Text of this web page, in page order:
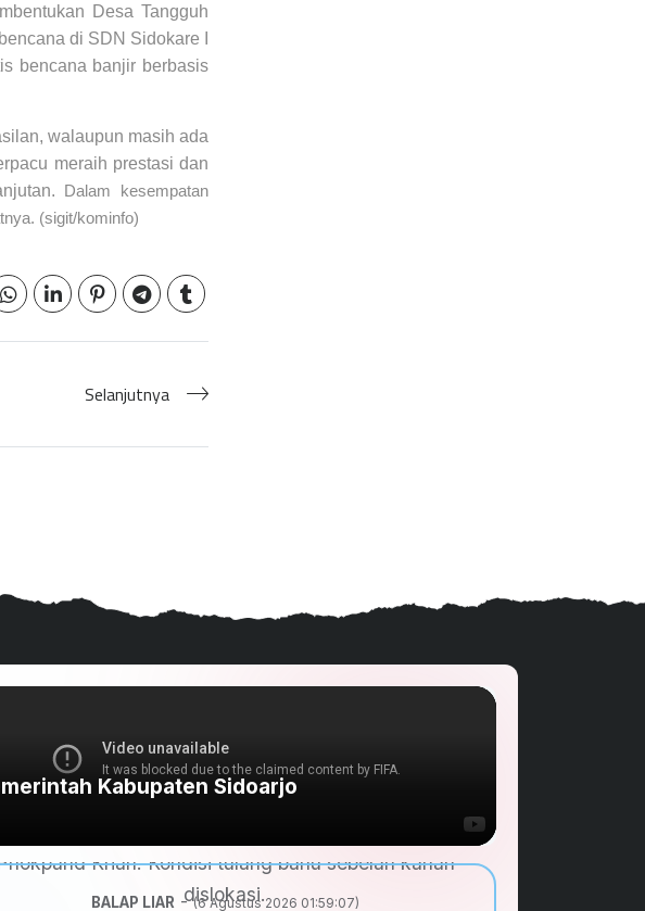
Desa Tangguh
di SDN Sidokare I
bencana banjir berbasis
walaupun masih ada
meraih prestasi dan
Dalam kesempatan
(sigit/kominfo)
Selanjutnya